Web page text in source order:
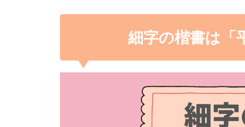
細字の楷書は「